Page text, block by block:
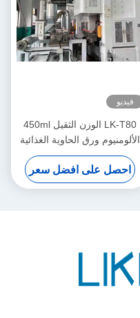
فيديو
LK-T80 الوزن الثقيل 450ml
الألومنيوم ورق الحاوية الغذائية
العزل آلة صنع الشكل
المستديرة
احصل على افضل سعر